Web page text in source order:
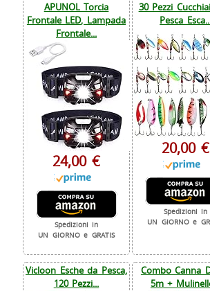
APUNOL Torcia
Frontale LED, Lampada
Frontale...
24,00 €
Spedizioni in
UN GIORNO e GRATIS
30 Pezzi
Pesca
20,00 €
Spedizioni in
UN GIORNO e
Vicloon Esche da Pesca,
120 Pezzi...
Combo Canna
5m +